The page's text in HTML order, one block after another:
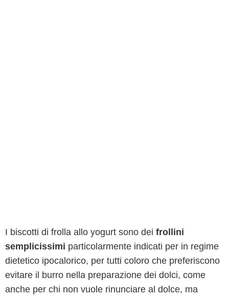
I biscotti di frolla allo yogurt sono dei frollini
semplicissimi particolarmente indicati per in regime
dietetico ipocalorico, per tutti coloro che preferiscono
evitare il burro nella preparazione dei dolci, come
anche per chi non vuole rinunciare al dolce, ma